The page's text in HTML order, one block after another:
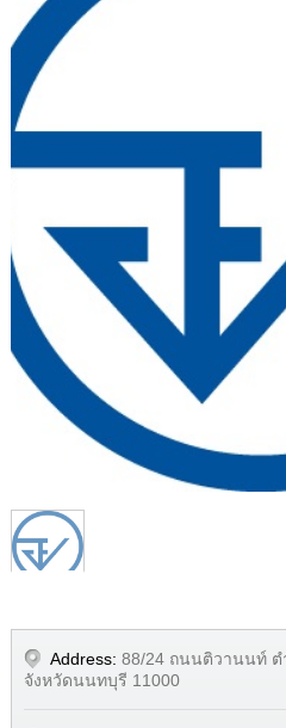
Address: 88/24 ถนนติวานนท์ ต
จังหวัดนนทบุรี 11000